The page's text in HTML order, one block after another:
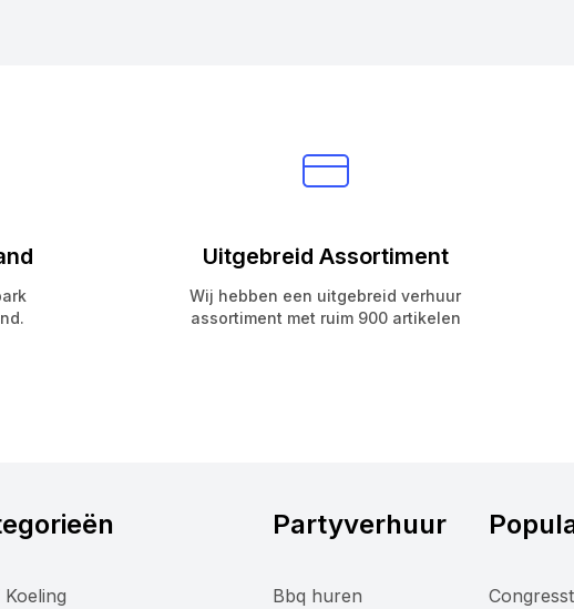
Uitgebreid Assortiment
Wij hebben een uitgebreid verhuur
assortiment met ruim 900 artikelen
Partyverhuur
Bbq huren